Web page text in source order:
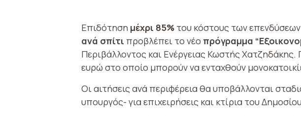
Επιδότηση μέχρι 85% του κόστους των επενδύσεων
ανά σπίτι προβλέπει το νέο πρόγραμμα
Περιβάλλοντος και Ενέργειας Κωστής
ευρώ στο οποίο μπορούν να ενταχθούν
Οι αιτήσεις ανά περιφέρεια θα υποβάλλονται
υπουργός- για επιχειρήσεις και κτίρια του